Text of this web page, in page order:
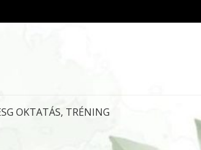
Megjelent az ESG
OKTATÁS, TRÉNING